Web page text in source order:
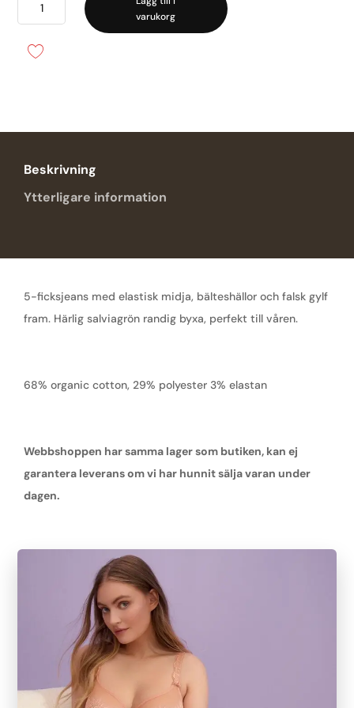
varukorg
Beskrivning
Ytterligare information
5-ficksjeans med elastisk midja, bälteshällor och falsk gylf
fram. Härlig salviagrön randig byxa, perfekt till våren.
68% organic cotton, 29% polyester 3% elastan
Webbshoppen har samma lager som butiken, kan ej
garantera leverans om vi har hunnit sälja varan under
dagen.